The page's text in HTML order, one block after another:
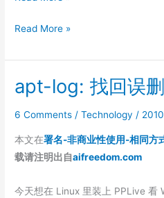
Evince
看
PDF
文
档
中
字
解
Evince
中
查
看
PDF
文
中
Read More »
apt-log: 找回误
6 Comments /Technology /
本文在署名-非商业性使用-相同方
载请注明出自aifreedom.com
今天想在 Linux 里装上 PPLive 看